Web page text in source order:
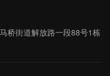
桥街道解放路一段88号1栋